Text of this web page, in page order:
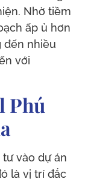
Nhờ tiềm
ấp ủ hơn
đến nhiều
với
Phú
vào dự án
là vị trí đắc